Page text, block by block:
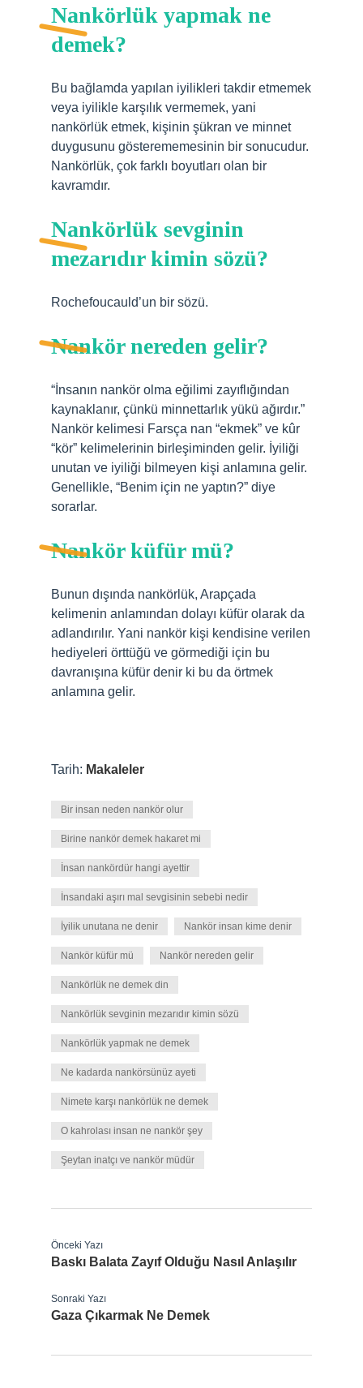
Nankörlük yapmak ne
demek?
Bu bağlamda yapılan iyilikleri takdir etmemek
veya iyilikle karşılık vermemek, yani
nankörlük etmek, kişinin şükran ve minnet
duygusunu gösterememesinin bir sonucudur.
Nankörlük, çok farklı boyutları olan bir
kavramdır.
Nankörlük sevginin
mezarıdır kimin sözü?
Rochefoucauld’un bir sözü.
Nankör nereden gelir?
“İnsanın nankör olma eğilimi zayıflığından
kaynaklanır, çünkü minnettarlık yükü ağırdır.”
Nankör kelimesi Farsça nan “ekmek” ve kûr
“kör” kelimelerinin birleşiminden gelir. İyiliği
unutan ve iyiliği bilmeyen kişi anlamına gelir.
Genellikle, “Benim için ne yaptın?” diye
sorarlar.
Nankör küfür mü?
Bunun dışında nankörlük, Arapçada
kelimenin anlamından dolayı küfür olarak da
adlandırılır. Yani nankör kişi kendisine verilen
hediyeleri örttüğü ve görmediği için bu
davranışına küfür denir ki bu da örtmek
anlamına gelir.
Tarih: Makaleler
Bir insan neden nankör olur
Birine nankör demek hakaret mi
İnsan nankördür hangi ayettir
İnsandaki aşırı mal sevgisinin sebebi nedir
İyilik unutana ne denir Nankör insan kime denir
Nankör küfür mü Nankör nereden gelir
Nankörlük ne demek din
Nankörlük sevginin mezarıdır kimin sözü
Nankörlük yapmak ne demek
Ne kadarda nankörsünüz ayeti
Nimete karşı nankörlük ne demek
O kahrolası insan ne nankör şey
Şeytan inatçı ve nankör müdür
Önceki Yazı
Baskı Balata Zayıf Olduğu Nasıl Anlaşılır
Sonraki Yazı
Gaza Çıkarmak Ne Demek